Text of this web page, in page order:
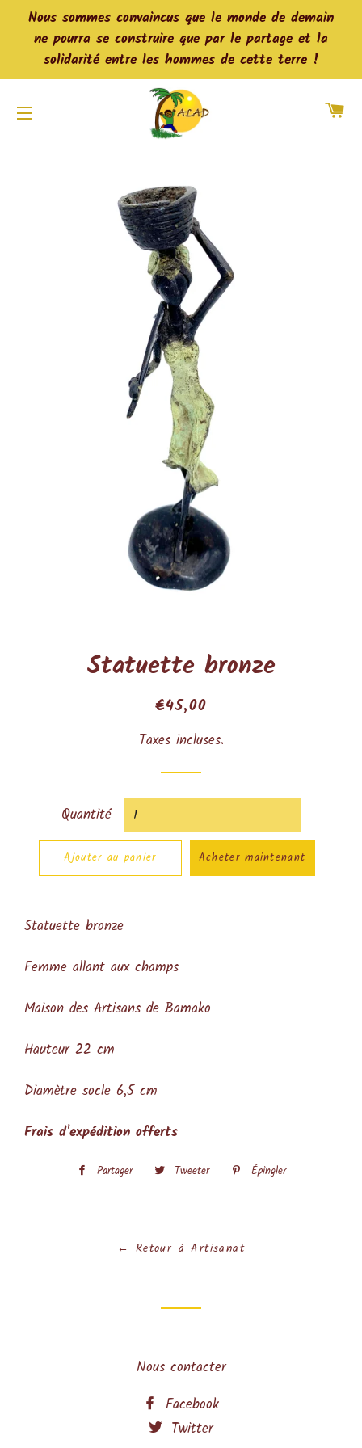
Nous sommes convaincus que le monde de demain
ne pourra se construire que par le partage et la
solidarité entre les hommes de cette terre !
Statuette bronze
Prix
Prix
€45,00
Taxes incluses.
Quantité
Ajouter au panier Acheter maintenant
Statuette bronze
Femme allant aux champs
Maison des Artisans de Bamako
Hauteur 22 cm
Diamètre socle 6,5 cm
Frais d'expédition offerts
Partager
PartagerTweeter
TweeterÉpingler
← Retour à Artisanat
Nous contacter
Facebook
Twitter